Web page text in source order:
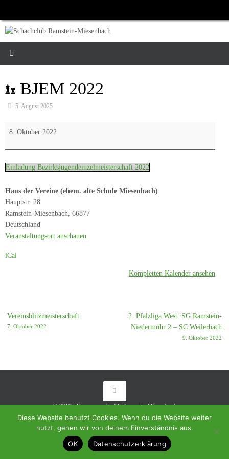
springen
BJEM 2022
5. August 2025
BJEM
8. Oktober 2022
Einladung Bezirksjugendeinzelmeisterschaft 2022
Haus der Vereine (ehem. alte Schule Miesenbach)
Hauptstr. 28
Ramstein-Miesenbach 66877
Deutschland
Veranstaltungsort anschauen
iCal
Kompletten Kalender ansehen
Vereinsblitzmeisterschaft
7. Oktober 2022
2. Pfalzliga West: SG Ramstein-
Niedermohr 2 – SC Weilerbach
9. Oktober 2022
© 2018 - Homepage des SC Ramstein-Miesenbach
Präsentiert von Tempera
Diese Website benutzt Cookies. Wenn du die Website weiter
nutzt, gehen wir von deinem Einverständnis aus.
OK
Datenschutzerklärung